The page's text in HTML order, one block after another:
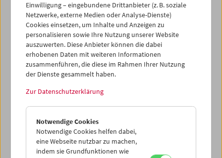
Einwilligung – eingebundene Drittanbieter (z. B. soziale
Netzwerke, externe Medien oder Analyse-Dienste)
Cookies einsetzen, um Inhalte und Anzeigen zu
personalisieren sowie Ihre Nutzung unserer Website
auszuwerten. Diese Anbieter können die dabei
erhobenen Daten mit weiteren Informationen
zusammenführen, die diese im Rahmen Ihrer Nutzung
der Dienste gesammelt haben.
Zur Datenschutzerklärung
Notwendige Cookies
Notwendige Cookies helfen dabei,
eine Webseite nutzbar zu machen,
indem sie Grundfunktionen wie